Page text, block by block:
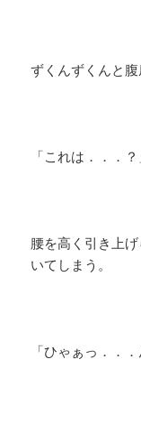
ずくんずくんと腹
「これは．．．？
腰を高く引き上
いてしまう。
「ひゃぁっ．．．